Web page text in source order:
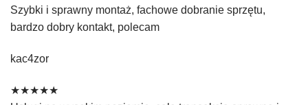
Szybki i sprawny montaż, fachowe dobranie sprzętu,
bardzo dobry kontakt, polecam
kac4zor
★★★★★